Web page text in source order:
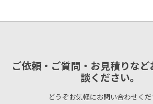
ご依頼・ご質問・お見積りな
談ください。
どうぞお気軽にお問い合わせくだ